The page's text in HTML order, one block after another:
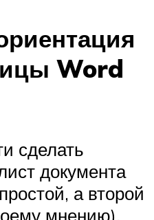
Word
сделать
документа
а второй
мнению).